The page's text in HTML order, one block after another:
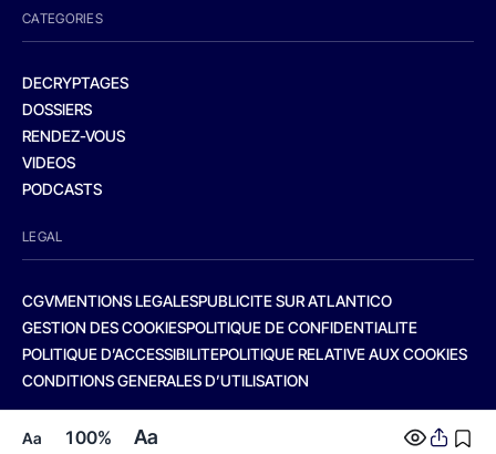
Aa 100% Aa
CATEGORIES
DECRYPTAGES
DOSSIERS
RENDEZ-VOUS
VIDEOS
PODCASTS
LEGAL
CGVMENTIONS LEGALESPUBLICITE SUR ATLANTICO
GESTION DES COOKIESPOLITIQUE DE CONFIDENTIALITE
POLITIQUE D’ACCESSIBILITEPOLITIQUE RELATIVE AUX COOKIES
CONDITIONS GENERALES D’UTILISATION